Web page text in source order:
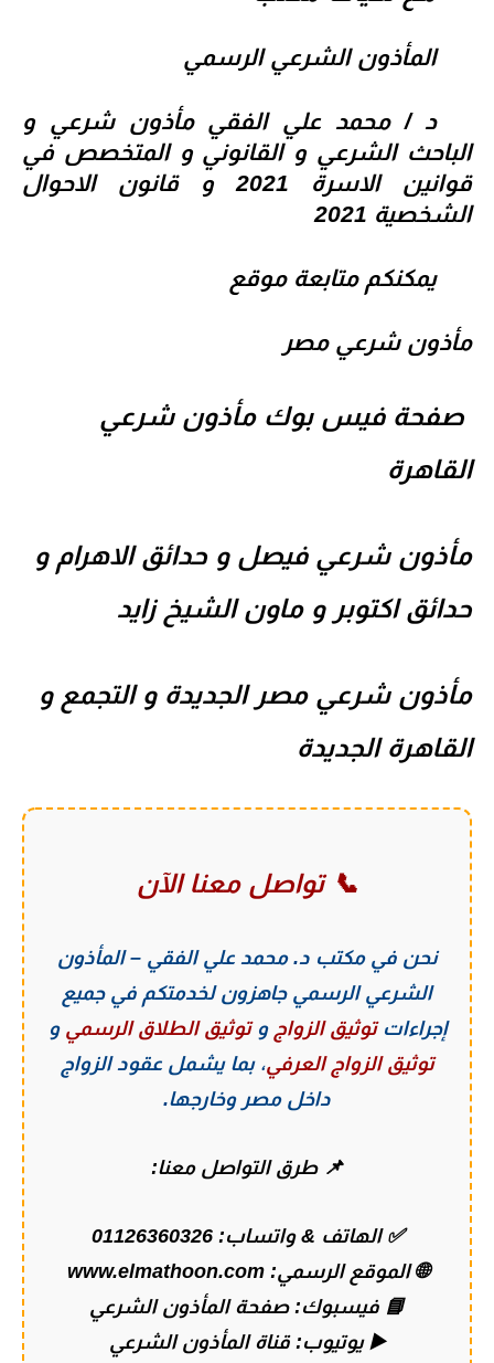
المأذون الشرعي الرسمي
د / محمد علي الفقي مأذون شرعي و
الباحث الشرعي و القانوني و المتخصص في
قوانين الاسرة 2021 و قانون الاحوال
الشخصية 2021
يمكنكم متابعة موقع
مأذون شرعي مصر
صفحة فيس بوكمأذون شرعي
القاهرة
مأذون شرعي فيصل و حدائق الاهرام و
حدائق اكتوبر و ماون الشيخ زايد
مأذون شرعي مصر الجديدة و التجمع و
القاهرة الجديدة
📞 تواصل معنا الآن
نحن فيمكتب د. محمد علي الفقي – المأذون
الشرعي الرسمي جاهزون لخدمتكم في جميع
إجراءاتتوثيق الزواج وتوثيق الطلاق الرسمي و
توثيق الزواج العرفي، بما يشمل عقود الزواج
داخل مصر وخارجها.
📌 طرق التواصل معنا:
✅ الهاتف & واتساب:01126360326
🌐 الموقع الرسمي:www.elmathoon.com
📘 فيسبوك:صفحة المأذون الشرعي
▶️ يوتيوب:قناة المأذون الشرعي